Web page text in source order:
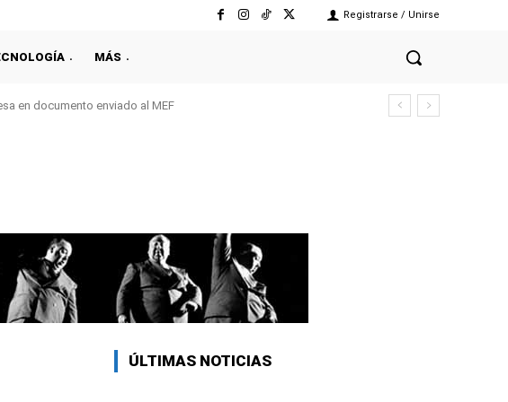
Registrarse / Unirse
MÁS
en documento enviado al MEF
ÚLTIMAS NOTICIAS